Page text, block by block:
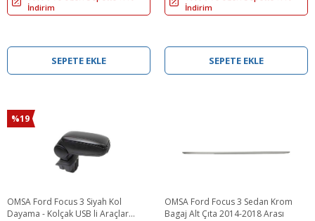
İndirim
SEPETE EKLE
İndirim
SEPETE EKLE
%19
OMSA Ford Focus 3 Siyah Kol
Dayama - Kolçak USB li Araçlar
OMSA Ford Focus 3 Sedan Krom
Bagaj Alt Çıta 2014-2018 Arası